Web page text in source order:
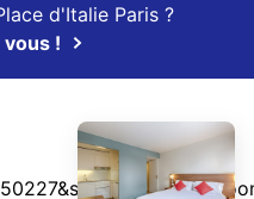
d'Italie Paris ?
!